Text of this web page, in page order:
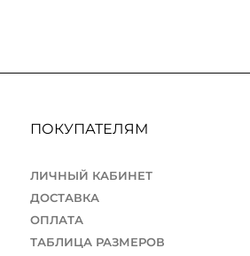
ПОКУПАТЕЛЯМ
ЛИЧНЫЙ КАБИНЕТ
ДОСТАВКА
ОПЛАТА
ТАБЛИЦА РАЗМЕРОВ